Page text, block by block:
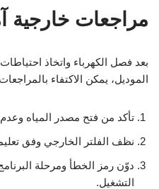
مراجعات خارجية
بعد فصل الكهرباء واتخاذ
الموديل، يمكن الاكتفاء
تأكد من فتح مصدر المياه وعدم
نظف الفلتر الخارجي وفق
دوّن رمز الخطأ ومرحلة
التشغيل.